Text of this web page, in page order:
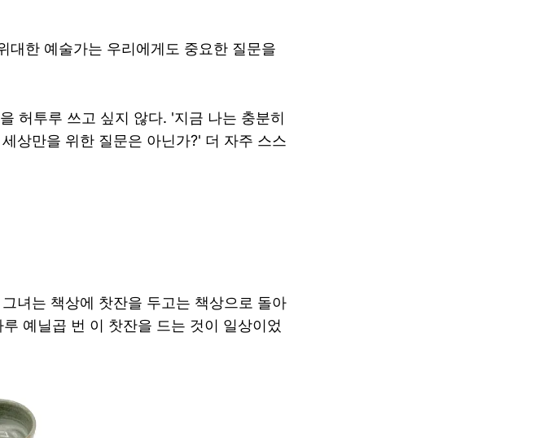
대한 예술가는 우리에게도 중요한 질문을
허투루 쓰고 싶지 않다. '지금 나는 충분히
상만을 위한 질문은 아닌가?' 더 자주 스스
녀는 책상에 찻잔을 두고는 책상으로 돌아
예닐곱 번 이 찻잔을 드는 것이 일상이었